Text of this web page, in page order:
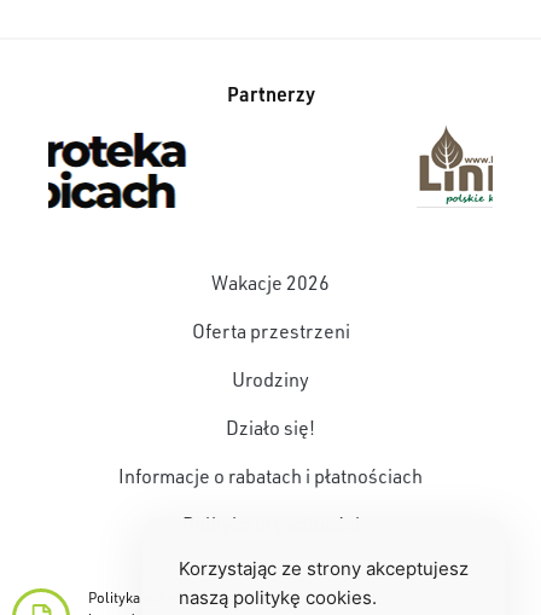
Partnerzy
Polityka ochrony dzieci przed
Wakacje 2026
Oferta przestrzeni
Urodziny
Działo się!
Informacje o rabatach i płatnościach
Korzystając ze strony akceptujesz
naszą politykę cookies.